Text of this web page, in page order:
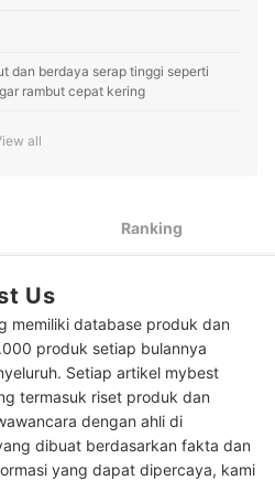
dan berdaya serap tinggi seperti
rambut cepat kering
rambut
handuk lainnya di sini
all
Ranking
Us
memiliki database produk dan
produk setiap bulannya
Setiap artikel mybest
termasuk riset produk dan
dengan ahli di
dibuat berdasarkan fakta dan
yang dapat dipercaya, kami